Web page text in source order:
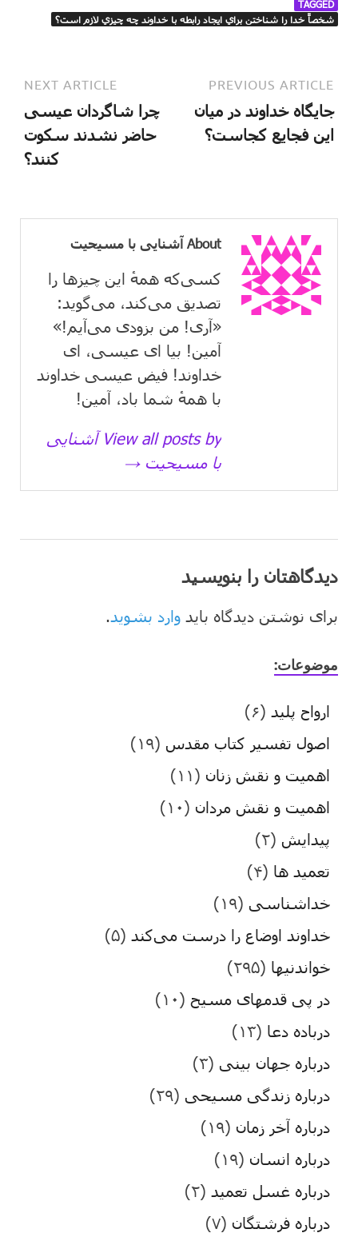
TAGGED
شخصاً خدا را شناختن براي ايجاد رابطه با خداوند چه چيزي لازم است؟
PREVIOUS ARTICLE
جایگاه خداوند در میان
این فجایع کجاست؟
NEXT ARTICLE
چرا شاگردان عیسی
حاضر نشدند سکوت
کنند؟
About آشنایی با مسیحیت
کسی‌که همهٔ این چیزها را
تصدیق می‌كند، می‌گوید:
«آری! من بزودی می‌آیم!»
آمین! بیا ای عیسی، ای
خداوند! فیض عیسی خداوند
با همهٔ شما باد، آمین!
View all posts by آشنایی
با مسیحیت →
دیدگاهتان را بنویسید
برای نوشتن دیدگاه باید وارد بشوید.
موضوعات:
ارواح پلید (۶)
اصول تفسیر کتاب مقدس (۱۹)
اهمیت و نقش زنان (۱۱)
اهمیت و نقش مردان (۱۰)
پیدایش (۲)
تعمید ها (۴)
خداشناسی (۱۹)
خداوند اوضاع را درست می‌کند (۵)
خواندنیها (۲۹۵)
در پی قدمهای مسیح (۱۰)
درباده دعا (۱۳)
درباره جهان بینی (۳)
درباره زندگی مسیحی (۲۹)
درباره آخر زمان (۱۹)
درباره انسان (۱۹)
درباره غسل تعمید (۲)
درباره فرشتگان (۷)